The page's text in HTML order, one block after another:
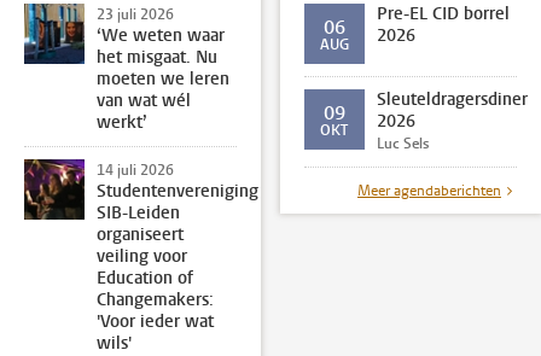
23 juli 2026
‘We weten waar
het misgaat. Nu
moeten we leren
van wat wél
werkt’
14 juli 2026
Studentenvereniging
SIB-Leiden
organiseert
veiling voor
Education of
Changemakers:
'Voor ieder wat
wils'
06
AUG
Pre-EL CID borrel
2026
09
OKT
Sleuteldragersdiner
2026
Luc Sels
Meer agendaberichten